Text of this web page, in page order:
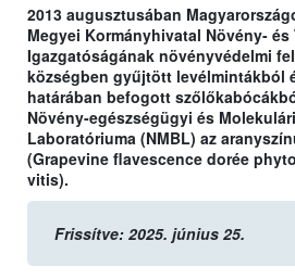
2013 augusztusában
Megyei Kormányhivatal Növény- és
Igazgatóságának növényvédelmi
községben gyűjtött levélmintákból
határában befogott
Növény-egészségügyi és
Laboratóriuma (NMBL) az
(Grapevine flavescence dorée
vitis).
Frissítve: 2025. június 25.